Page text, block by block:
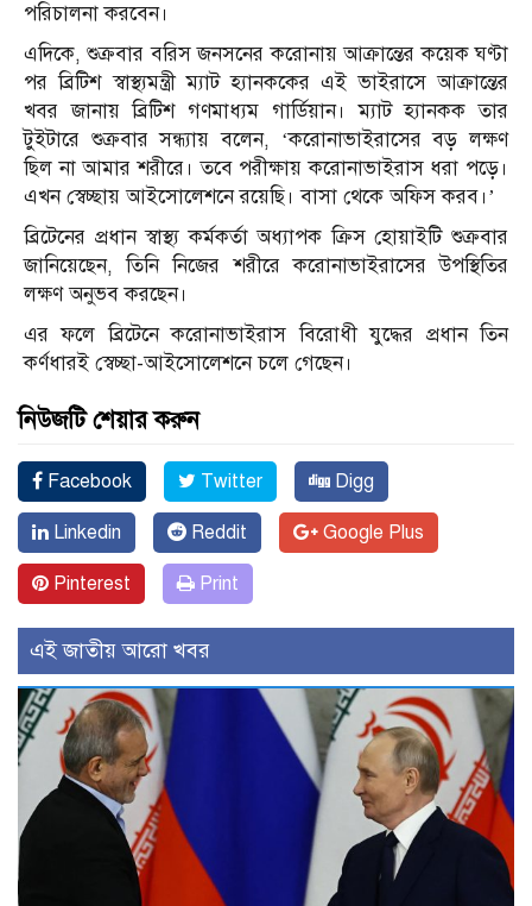
পরিচালনা করবেন।
এদিকে, শুক্রবার বরিস জনসনের করোনায় আক্রান্তের কয়েক ঘণ্টা
পর ব্রিটিশ স্বাস্থ্যমন্ত্রী ম্যাট হ্যানককের এই ভাইরাসে আক্রান্তের
খবর জানায় ব্রিটিশ গণমাধ্যম গার্ডিয়ান। ম্যাট হ্যানকক তার
টুইটারে শুক্রবার সন্ধ্যায় বলেন, ‘করোনাভাইরাসের বড় লক্ষণ
ছিল না আমার শরীরে। তবে পরীক্ষায় করোনাভাইরাস ধরা পড়ে।
এখন স্বেচ্ছায় আইসোলেশনে রয়েছি। বাসা থেকে অফিস করব।’
ব্রিটেনের প্রধান স্বাস্থ্য কর্মকর্তা অধ্যাপক ক্রিস হোয়াইটি শুক্রবার
জানিয়েছেন, তিনি নিজের শরীরে করোনাভাইরাসের উপস্থিতির
লক্ষণ অনুভব করছেন।
এর ফলে ব্রিটেনে করোনাভাইরাস বিরোধী যুদ্ধের প্রধান তিন
কর্ণধারই স্বেচ্ছা-আইসোলেশনে চলে গেছেন।
নিউজটি শেয়ার করুন
Facebook Twitter Digg
Linkedin Reddit Google Plus
Pinterest Print
এই জাতীয় আরো খবর